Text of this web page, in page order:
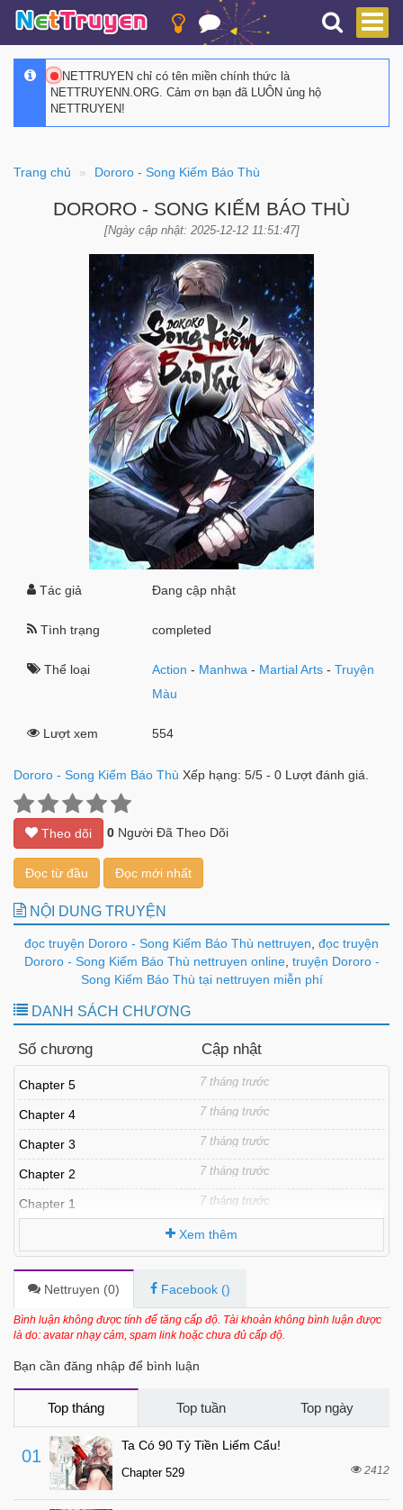
NETTRUYEN chỉ có tên miền chính thức là
NETTRUYENN.ORG. Cảm ơn bạn đã LUÔN ủng hộ
NETTRUYEN!
Trang chủ Dororo - Song Kiếm Báo Thù
DORORO - SONG KIẾM BÁO THÙ
[Ngày cập nhật: 2025-12-12 11:51:47]
Tác giả Đang cập nhật
Tình trạng completed
Thể loại Action - Manhwa - Martial Arts -Truyện
Màu
Lượt xem 554
Dororo - Song Kiếm Báo Thù Xếp hạng: 5/5 - 0 Lượt đánh giá.
Theo dõi 0 Người Đã Theo Dõi
Đọc từ đầu Đọc mới nhất
NỘI DUNG TRUYỆN
đọc truyện Dororo - Song Kiếm Báo Thù nettruyen đọc truyện
Dororo - Song Kiếm Báo Thù nettruyen online, truyện Dororo -
Song Kiếm Báo Thù tại nettruyen miễn phí
DANH SÁCH CHƯƠNG
Số chương Cập nhật
Chapter 5 7 tháng trước
Chapter 4 7 tháng trước
Chapter 3 7 tháng trước
Chapter 2 7 tháng trước
Chapter 1 7 tháng trước
Xem thêm
Nettruyen (0) Facebook ()
Bình luận không được tính để tăng cấp độ. Tài khoản không bình luận được
là do: avatar nhạy cảm, spam link hoặc chưa đủ cấp độ.
Bạn cần đăng nhập để bình luận
Top tháng Top tuần Top ngày
01
Ta Có 90 Tỷ Tiền Liếm Cẩu!
Chapter 529 2412